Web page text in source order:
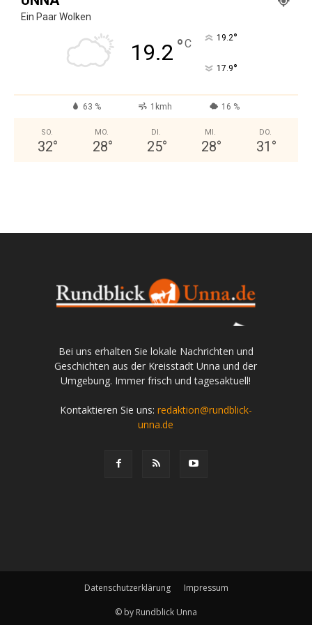
Ein Paar Wolken
19.2 °C 19.2°
17.9°
63 % 1kmh 16 %
SO.
32°
MO.
28°
DI.
25°
MI.
28°
DO.
31 °
Bei uns erhalten Sie lokale Nachrichten und
Geschichten aus der Kreisstadt Unna und der
Umgebung. Immer frisch und tagesaktuell!
Kontaktieren Sie uns: redaktion@rundblick-
unna.de
Datenschutzerklärung Impressum
© by Rundblick Unna